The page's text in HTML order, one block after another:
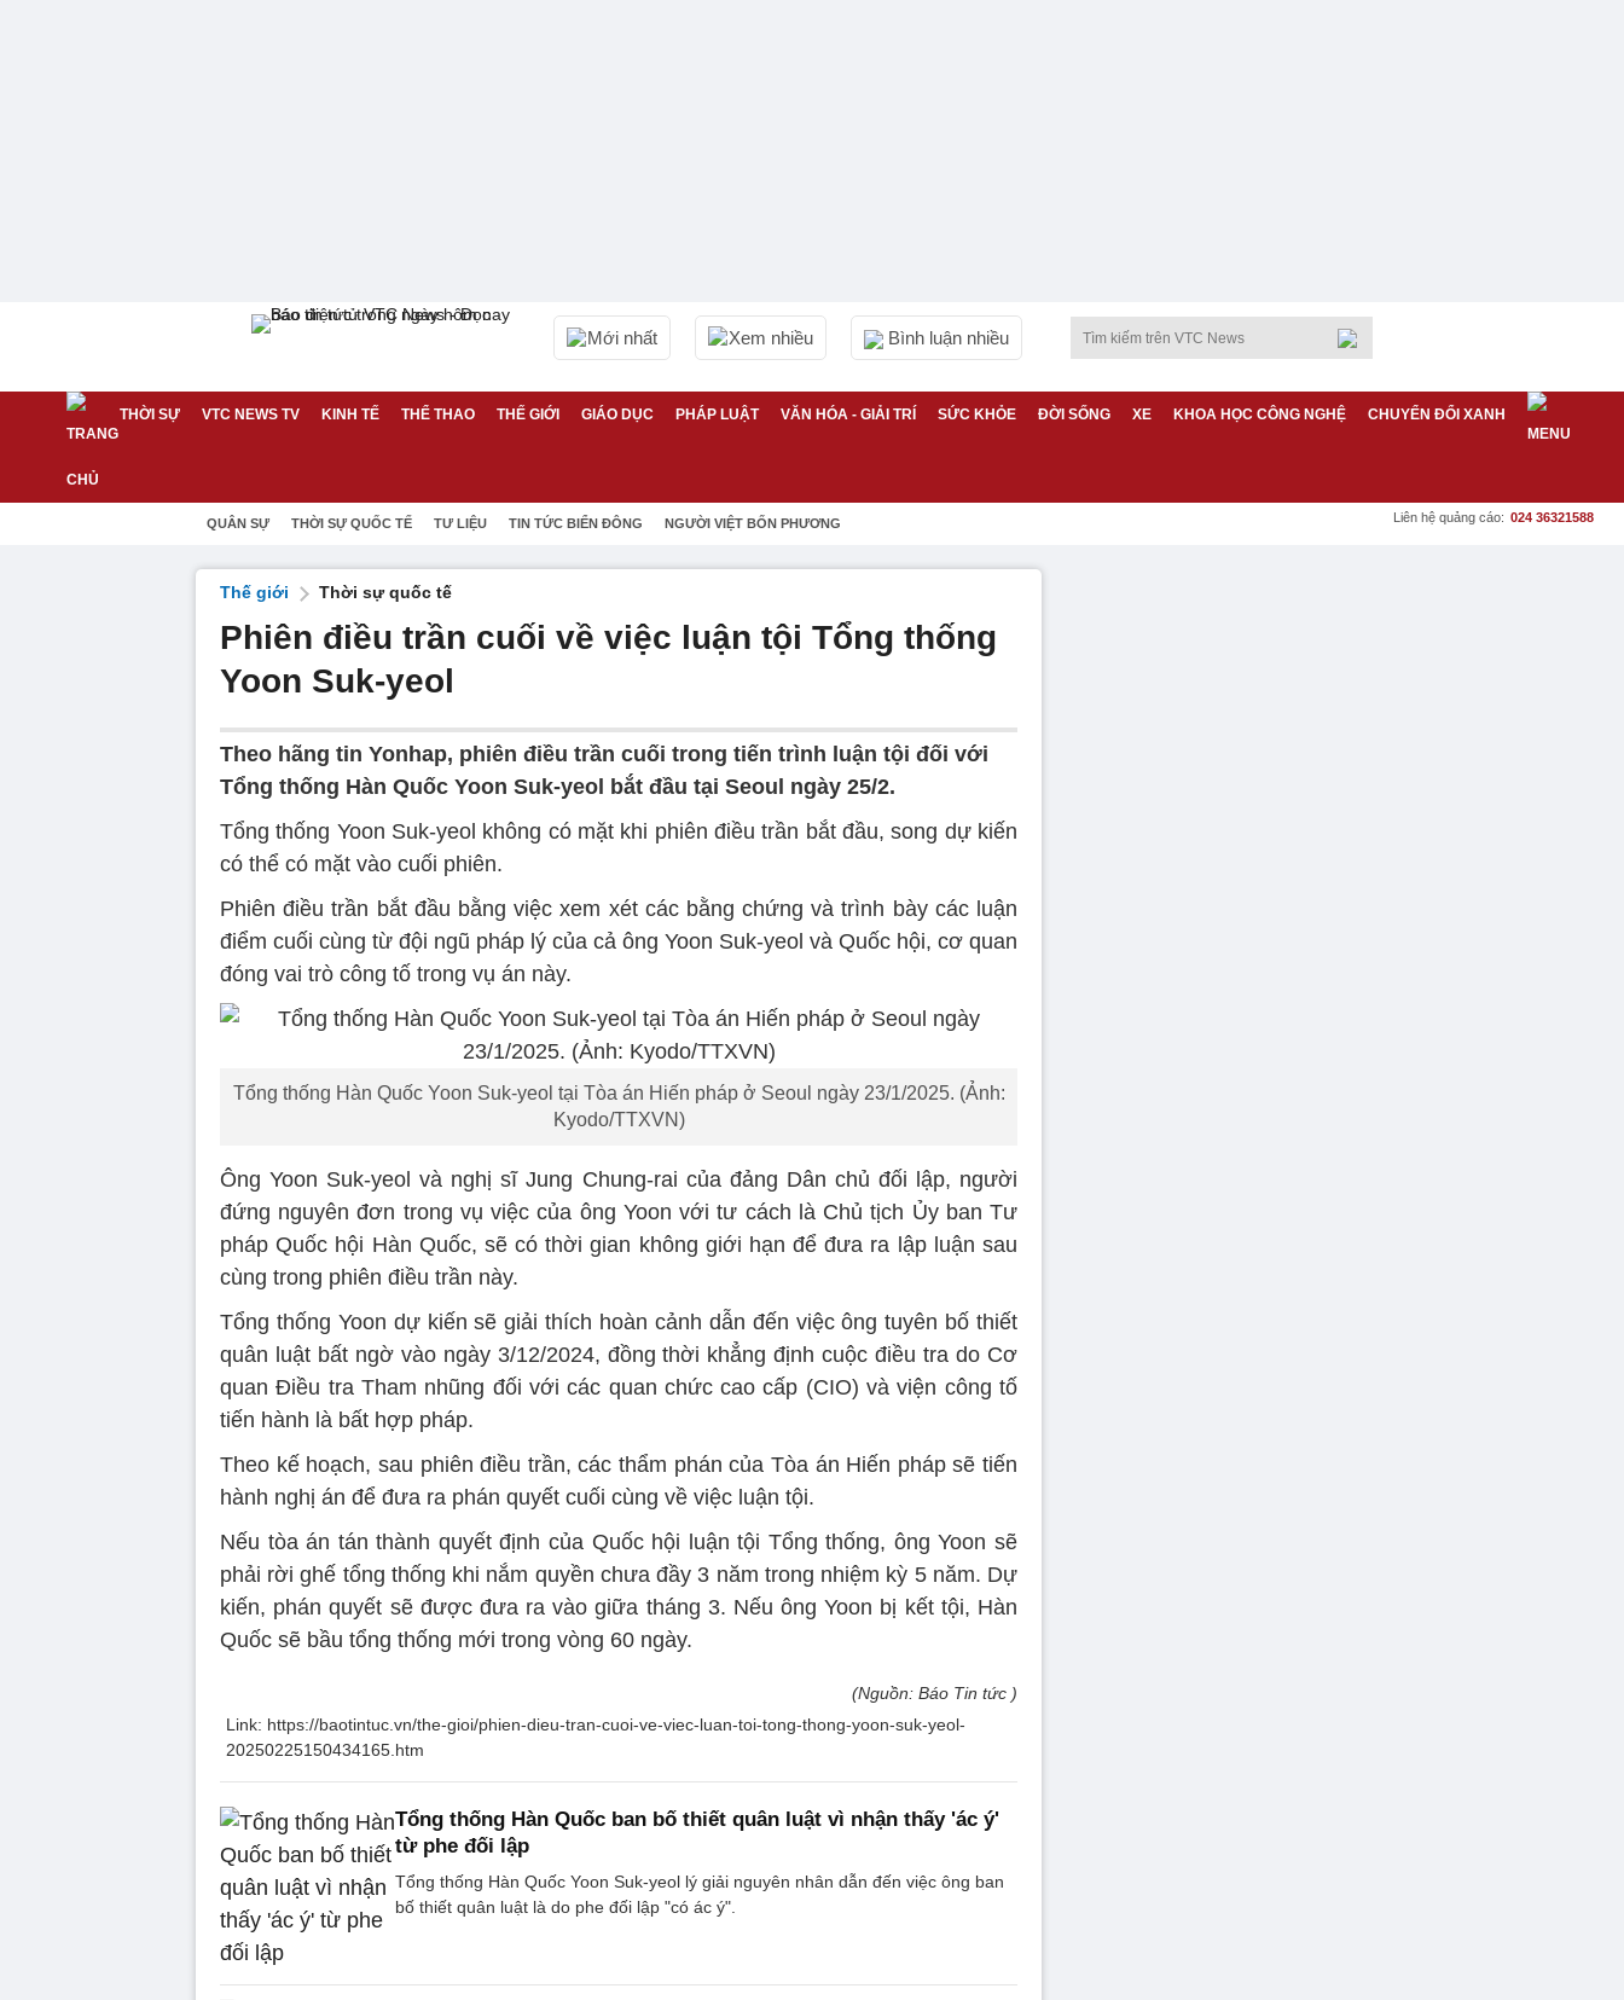
Mới nhất Xem nhiều Bình luận nhiều
THỜI SỰ VTC NEWS TV KINH TẾ THỂ THAO THẾ GIỚI GIÁO DỤC PHÁP LUẬT VĂN HÓA - GIẢI TRÍ SỨC KHỎE ĐỜI SỐNG XE KHOA HỌC CÔNG NGHỆ CHUYỂN ĐỔI XANH
QUÂN SỰ THỜI SỰ QUỐC TẾ TƯ LIỆU TIN TỨC BIỂN ĐÔNG NGƯỜI VIỆT BỐN PHƯƠNG Liên hệ quảng cáo: 024 36321588
Thế giới Thời sự quốc tế
Phiên điều trần cuối về việc luận tội Tổng thống
Yoon Suk-yeol
Theo hãng tin Yonhap, phiên điều trần cuối trong tiến trình luận tội đối với
Tổng thống Hàn Quốc Yoon Suk-yeol bắt đầu tại Seoul ngày 25/2.
Tổng thống Yoon Suk-yeol không có mặt khi phiên điều trần bắt đầu, song dự kiến
có thể có mặt vào cuối phiên.
Phiên điều trần bắt đầu bằng việc xem xét các bằng chứng và trình bày các luận
điểm cuối cùng từ đội ngũ pháp lý của cả ông Yoon Suk-yeol và Quốc hội, cơ quan
đóng vai trò công tố trong vụ án này.
Tổng thống Hàn Quốc Yoon Suk-yeol tại Tòa án Hiến pháp ở Seoul ngày 23/1/2025. (Ảnh:
Kyodo/TTXVN)
Ông Yoon Suk-yeol và nghị sĩ Jung Chung-rai của đảng Dân chủ đối lập, người
đứng nguyên đơn trong vụ việc của ông Yoon với tư cách là Chủ tịch Ủy ban Tư
pháp Quốc hội Hàn Quốc, sẽ có thời gian không giới hạn để đưa ra lập luận sau
cùng trong phiên điều trần này.
Tổng thống Yoon dự kiến sẽ giải thích hoàn cảnh dẫn đến việc ông tuyên bố thiết
quân luật bất ngờ vào ngày 3/12/2024, đồng thời khẳng định cuộc điều tra do Cơ
quan Điều tra Tham nhũng đối với các quan chức cao cấp (CIO) và viện công tố
tiến hành là bất hợp pháp.
Theo kế hoạch, sau phiên điều trần, các thẩm phán của Tòa án Hiến pháp sẽ tiến
hành nghị án để đưa ra phán quyết cuối cùng về việc luận tội.
Nếu tòa án tán thành quyết định của Quốc hội luận tội Tổng thống, ông Yoon sẽ
phải rời ghế tổng thống khi nắm quyền chưa đầy 3 năm trong nhiệm kỳ 5 năm. Dự
kiến, phán quyết sẽ được đưa ra vào giữa tháng 3. Nếu ông Yoon bị kết tội, Hàn
Quốc sẽ bầu tổng thống mới trong vòng 60 ngày.
(Nguồn: Báo Tin tức )
Link: https://baotintuc.vn/the-gioi/phien-dieu-tran-cuoi-ve-viec-luan-toi-tong-thong-yoon-suk-yeol-
20250225150434165.htm
Tổng thống Hàn Quốc ban bố thiết quân luật vì nhận thấy 'ác ý'
từ phe đối lập
Tổng thống Hàn Quốc Yoon Suk-yeol lý giải nguyên nhân dẫn đến việc ông ban
bố thiết quân luật là do phe đối lập "có ác ý".